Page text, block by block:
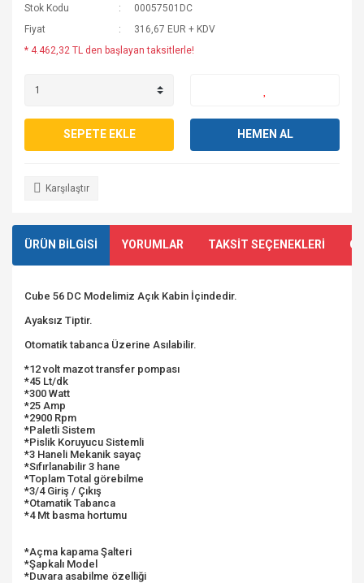
Stok Kodu
00057501DC
Fiyat
316,67 EUR + KDV
* 4.462,32 TL den başlayan taksitlerle!
SEPETE EKLE HEMEN AL
Karşılaştır
ÜRÜN BİLGİSİ YORUMLAR TAKSİT SEÇENEKLERİ
Cube 56 DC Modelimiz Açık Kabin İçindedir.
Ayaksız Tiptir.
Otomatik tabanca Üzerine Asılabilir.
*12 volt mazot transfer pompası
*45 Lt/dk
*300 Watt
*25 Amp
*2900 Rpm
*Paletli Sistem
*Pislik Koruyucu Sistemli
*3 Haneli Mekanik sayaç
*Sıfırlanabilir 3 hane
*Toplam Total görebilme
*3/4 Giriş / Çıkış
*Otamatik Tabanca
*4 Mt basma hortumu
*Açma kapama Şalteri
*Şapkalı Model
*Duvara asabilme özelliği